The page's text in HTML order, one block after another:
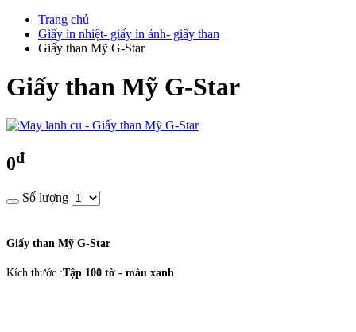
Trang chủ
Giấy in nhiệt- giấy in ảnh- giấy than
Giấy than Mỹ G-Star
Giấy than Mỹ G-Star
0đ
Số lượng
Giấy than Mỹ G-Star
Kích thước :Tập 100 tờ - màu xanh